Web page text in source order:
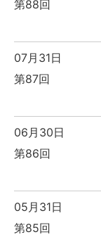
第88回
07月31日
第87回
06月30日
第86回
05月31日
第85回